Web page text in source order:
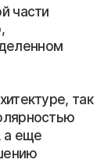
части
так
а еще